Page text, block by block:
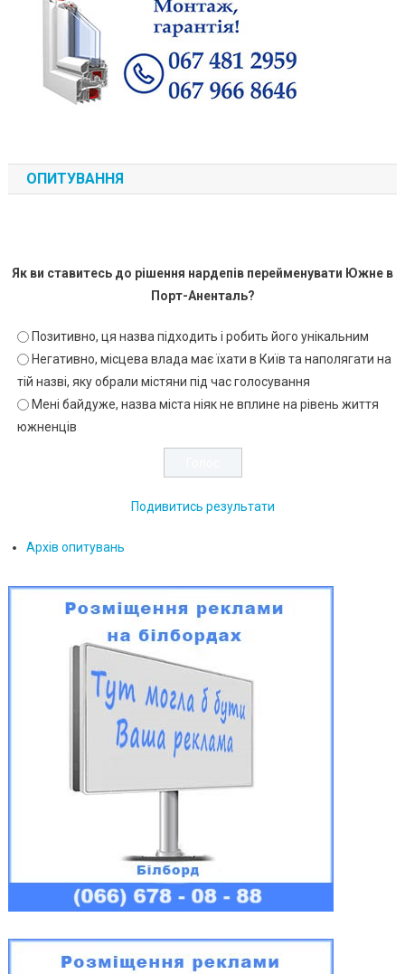
ОПИТУВАННЯ
Як ви ставитесь до рішення нардепів перейменувати Южне в
Порт-Аненталь?
Позитивно, ця назва підходить і робить його унікальним
Негативно, місцева влада має їхати в Київ та наполягати на
тій назві, яку обрали містяни під час голосування
Мені байдуже, назва міста ніяк не вплине на рівень життя
южненців
Подивитись результати
Архів опитувань